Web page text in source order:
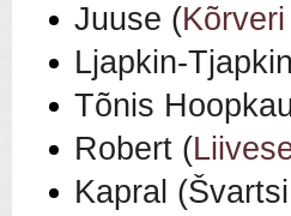
Juuse (Kõrveri
Ljapkin-
Tõnis
Robert (
Kapral (Švartsi